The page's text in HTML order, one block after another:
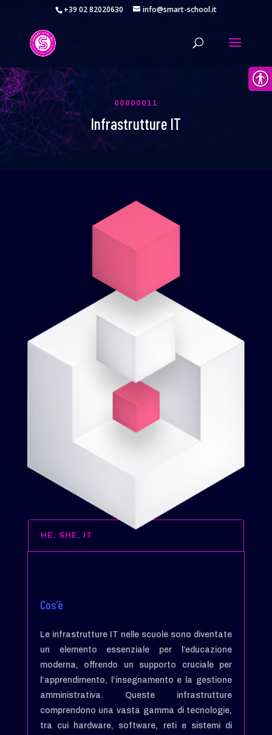
+39 02 82020630 info@smart-school.it
00000011
Infrastrutture IT
HE, SHE, IT
Cos’è
Le infrastrutture IT nelle scuole sono diventate
un elemento essenziale per l’educazione
moderna, offrendo un supporto cruciale per
l’apprendimento, l’insegnamento e la gestione
amministrativa. Queste infrastrutture
comprendono una vasta gamma di tecnologie,
tra cui hardware, software, reti e sistemi di